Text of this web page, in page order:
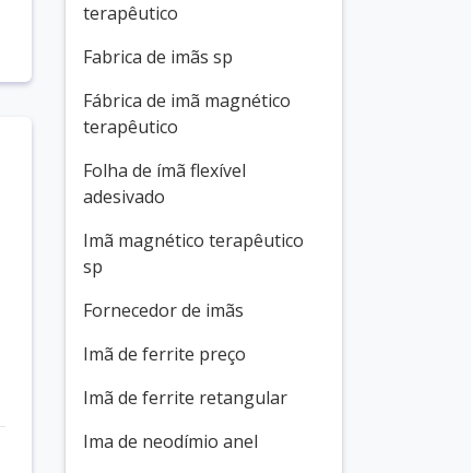
terapêutico
Fabrica de imãs sp
Fábrica de imã magnético
terapêutico
Folha de ímã flexível
adesivado
Imã magnético terapêutico
sp
Fornecedor de imãs
Imã de ferrite preço
Imã de ferrite retangular
Ima de neodímio anel